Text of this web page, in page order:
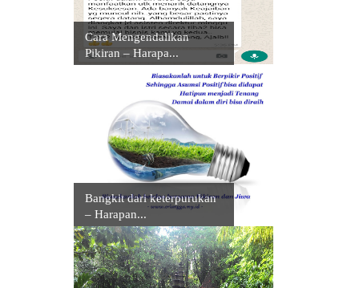
Cara Mengendalikan
Pikiran – Harapa...
Bangkit dari keterpurukan
– Harapan...